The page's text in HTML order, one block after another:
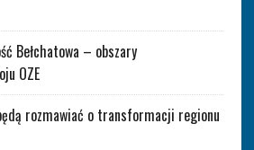
Bełchatowa – obszary
OZE
rozmawiać o transformacji regionu